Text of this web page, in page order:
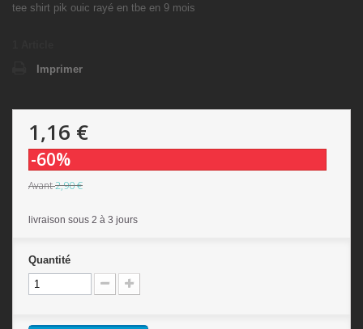
tee shirt pik ouic rayé en tbe en 9 mois
Imprimer
1,16 €
-60%
Avant2,90 €
livraison sous 2 à 3 jours
Quantité